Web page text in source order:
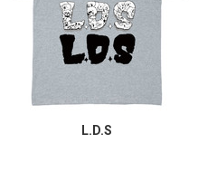
L.D.S